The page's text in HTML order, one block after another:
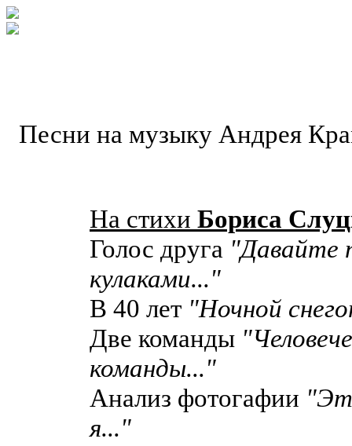
Песни на музыку Андрея
На стихи Бориса
Голос друга "Давайте
кулаками..."
В 40 лет "Ночной
Две команды
команды..."
Анализ фотогафии
я..."